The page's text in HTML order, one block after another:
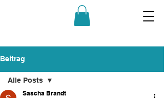
Beitrag
Alle Posts
Sascha Brandt